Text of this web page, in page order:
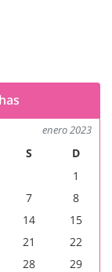
enero 2023
S
D
1
7
8
14
15
21
22
28
29